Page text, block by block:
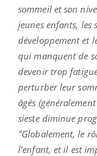
sommeil et son
jeunes enfants, les
développement et
qui manquent de
devenir trop
perturber leur
âgés
sieste diminue
"Globalement, le
l'enfant, et il est